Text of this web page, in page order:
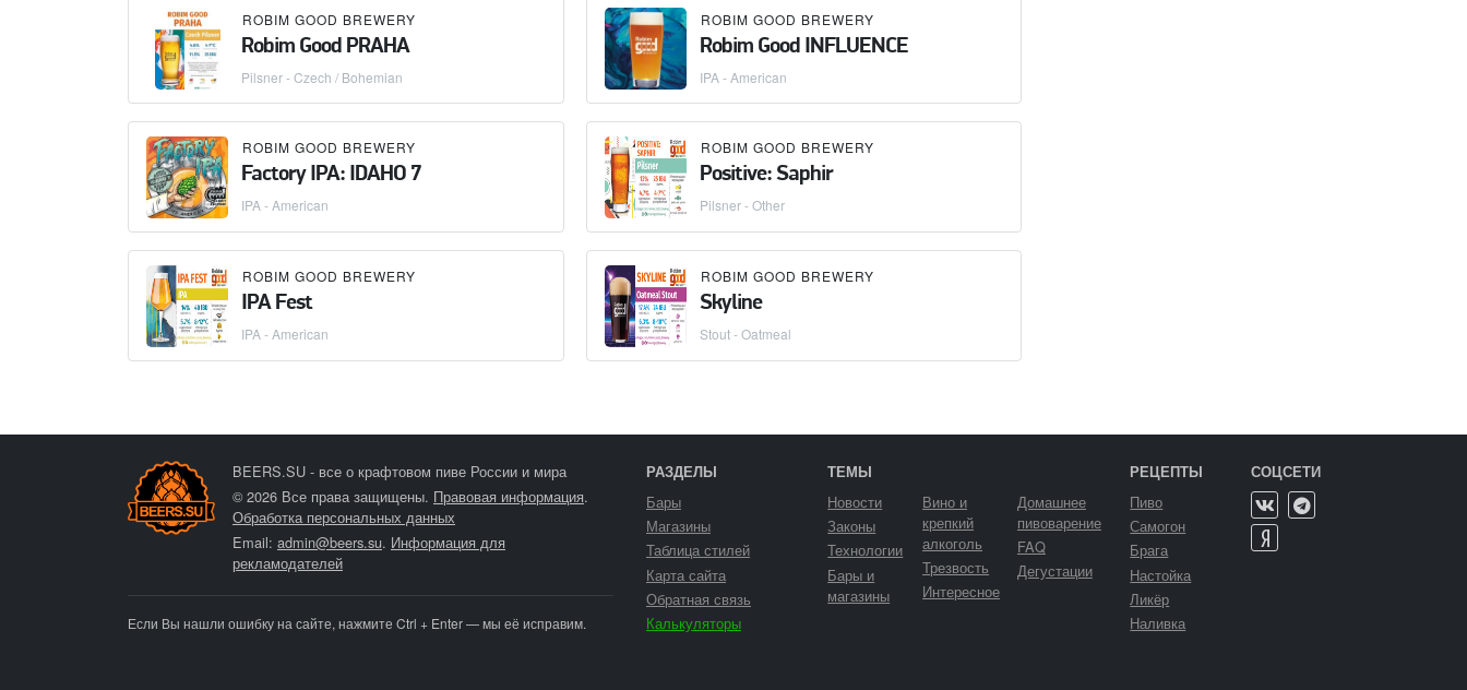
ROBIM GOOD BREWERY
Robim Good PRAHA
Pilsner - Czech / Bohemian
ROBIM GOOD BREWERY
Robim Good INFLUENCE
IPA - American
ROBIM GOOD BREWERY
Factory IPA: IDAHO 7
IPA - American
ROBIM GOOD BREWERY
Positive: Saphir
Pilsner - Other
ROBIM GOOD BREWERY
IPA Fest
IPA - American
ROBIM GOOD BREWERY
Skyline
Stout - Oatmeal
BEERS.SU - все о крафтовом пиве России и мира
© 2026 Все права защищены. Правовая информация.
Обработка персональных данных
Email: admin@beers.su. Информация для
рекламодателей
Если Вы нашли ошибку на сайте, нажмите Ctrl + Enter — мы её исправим.
РАЗДЕЛЫ
Бары
Магазины
Таблица стилей
Карта сайта
Обратная связь
Калькуляторы
ТЕМЫ
Новости
Законы
Технологии
Бары и
магазины
Вино и
крепкий
алкоголь
Трезвость
Интересное
Домашнее
пивоварение
FAQ
Дегустации
РЕЦЕПТЫ
Пиво
Самогон
Брага
Настойка
Ликёр
Наливка
СОЦСЕТИ